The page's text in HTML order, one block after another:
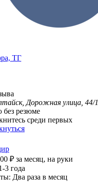
ТГ
Дорожная улица, 44/1
резюме
среди первых
₽ за месяц, на руки
3 года
Два раза в месяц